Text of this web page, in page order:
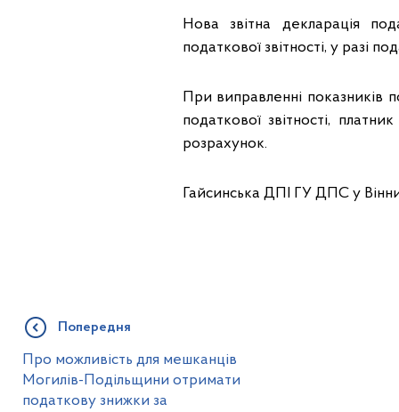
Нова звітна декларація
податкової звітності, у разі
При виправленні показників
податкової звітності,
розрахунок.
Гайсинська ДПІ ГУ ДПС у
Попередня
Про можливість для мешканців
Могилів-Подільщини отримати
податкову знижки за